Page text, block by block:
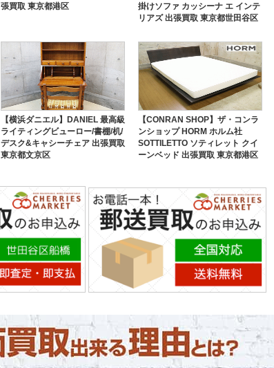
張買取 東京都港区
掛けソファ カッシーナ エ インテ
リアズ 出張買取 東京都世田谷区
【横浜ダニエル】DANIEL 最高級
ライティングビューロー/書棚/机/
デスク&キャシーチェア 出張買取
東京都文京区
【CONRAN SHOP】ザ・コンラ
ンショップ HORM ホルム社
SOTTILETTO ソティレット クイ
ーンベッド 出張買取 東京都港区